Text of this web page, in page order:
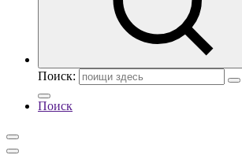
Поиск:
Поиск